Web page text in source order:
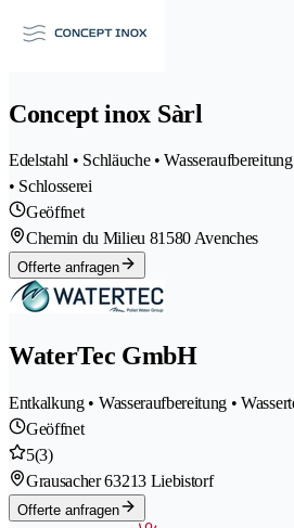
Concept inox Sàrl
Edelstahl • Schläuche •
• Schlosserei
Geöffnet
Chemin du Milieu 81580 Avenches
Offerte anfragen
WaterTec GmbH
Entkalkung • Wasseraufbereitung •
Geöffnet
5(3)
Grausacher 63213 Liebistorf
Offerte anfragen